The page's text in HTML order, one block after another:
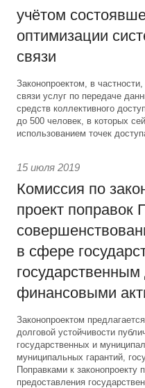
учётом
оптимизации
связи
Законопроектом, в
связи услуг по передаче
средств коллективного
до 500 человек, в которых
использованием точек
15 июля 2019
Комиссия по
проект поправок
в сфере
финансовыми
Законопроектом
долговой устойчивости
государственных и
муниципальных гарантий,
Поправками к законопроекту
предоставления